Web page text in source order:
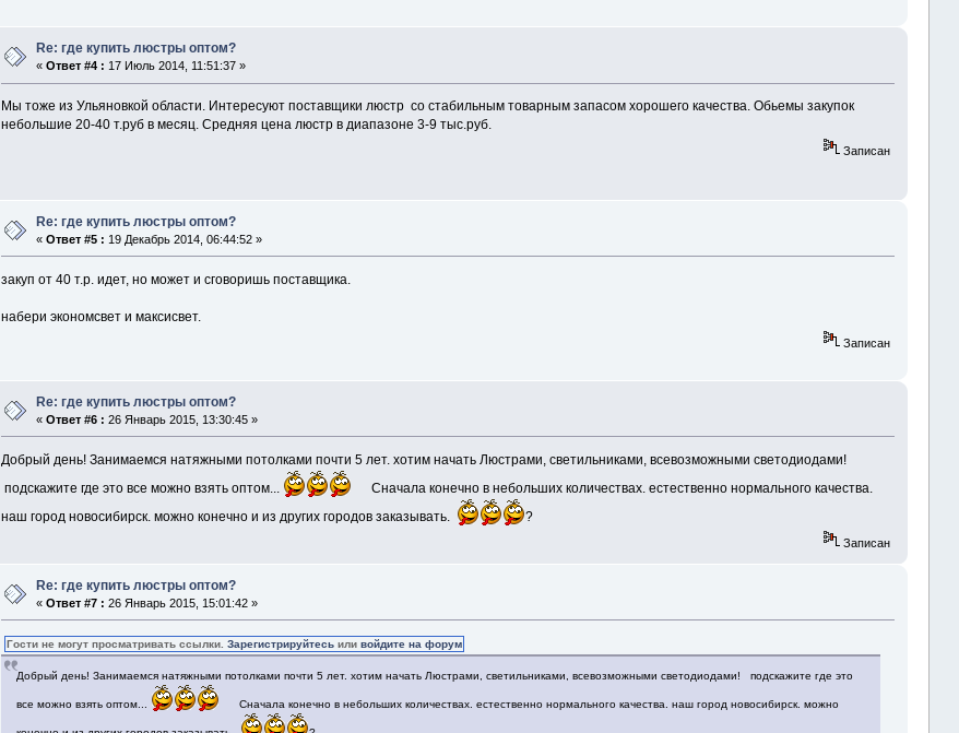
Re: где купить люстры оптом?
« Ответ #4 : 17 Июль 2014, 11:51:37 »
Мы тоже из Ульяновкой области. Интересуют поставщики люстр со стабильным товарным запасом хорошего качества. Обьемы закупок
небольшие 20-40 т.руб в месяц. Средняя цена люстр в диапазоне 3-9 тыс.руб.
Записан
Re: где купить люстры оптом?
« Ответ #5 : 19 Декабрь 2014, 06:44:52 »
закуп от 40 т.р. идет, но может и сговоришь поставщика.
набери экономсвет и максисвет.
Записан
Re: где купить люстры оптом?
« Ответ #6 : 26 Январь 2015, 13:30:45 »
Добрый день! Занимаемся натяжными потолками почти 5 лет. хотим начать Люстрами, светильниками, всевозможными светодиодами!
подскажите где это все можно взять оптом...
Сначала конечно в небольших количествах. естественно нормального качества.
наш город новосибирск. можно конечно и из других городов заказывать.
?
Записан
Re: где купить люстры оптом?
« Ответ #7 : 26 Январь 2015, 15:01:42 »
Гости не могут просматривать ссылки. Зарегистрируйтесьили войдите на форум
Добрый день! Занимаемся натяжными потолками почти 5 лет. хотим начать Люстрами, светильниками, всевозможными светодиодами! подскажите где это
все можно взять оптом... Сначала конечно в небольших количествах. естественно нормального качества. наш город новосибирск. можно